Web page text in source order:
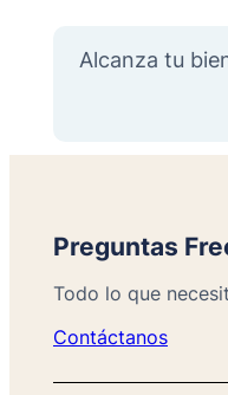
Alcanza tu
Preguntas
Todo lo que
Contáctanos